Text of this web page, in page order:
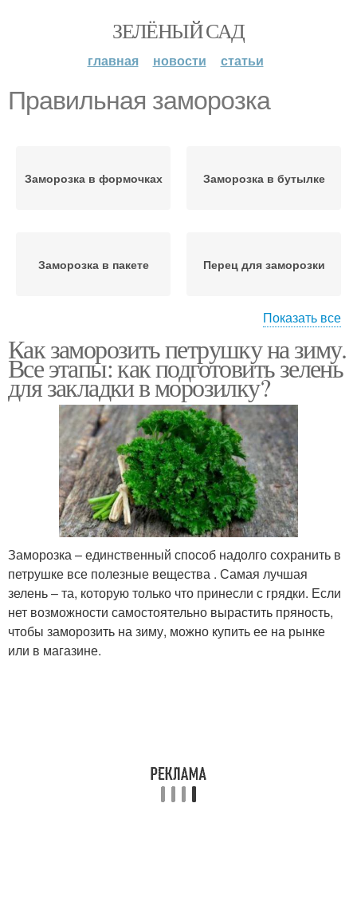
ЗЕЛЁНЫЙ САД
главная новости статьи
Правильная заморозка
Заморозка в формочках Заморозка в бутылке
Заморозка в пакете Перец для заморозки
заморозкой
Показать все
Как заморозить петрушку на зиму.
Все этапы: как подготовить зелень
для закладки в морозилку?
Заморозка – единственный способ надолго сохранить в
петрушке все полезные вещества . Самая лучшая
зелень – та, которую только что принесли с грядки. Если
нет возможности самостоятельно вырастить пряность,
чтобы заморозить на зиму, можно купить ее на рынке
или в магазине.